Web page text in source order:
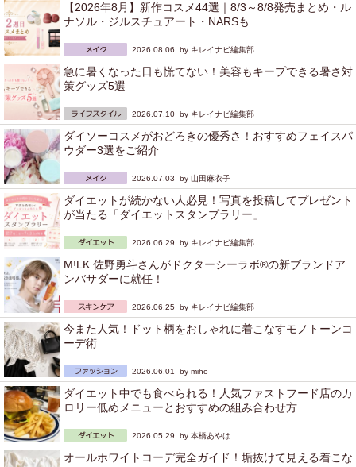
【2026年8月】新作コスメ44選｜8/3～8/8発売まとめ・ル
ナソル・ジルスチュアート・NARSも
2026.08.06 by キレイナビ編集部
急に暑くなった日も慌てない！美容もキープできる暑さ対
策グッズ5選
2026.07.10 by キレイナビ編集部
ダイソーコスメがおどろきの優秀さ！おすすめフェイスパ
ウダー3選をご紹介
2026.07.03 by 山田麻衣子
ダイエットが続かない人必見！写真を投稿してプレゼント
が当たる「ダイエットスタンプラリー」
2026.06.29 by キレイナビ編集部
M!LK 佐野勇斗さんがドクターシーラボ®の新ブランドア
ンバサダーに就任！
2026.06.25 by キレイナビ編集部
今また人気！ドット柄をおしゃれに着こなすモノトーンコ
ーデ術
2026.06.01 by miho
ダイエット中でも食べられる！人気ファストフード店のカ
ロリー低めメニューとおすすめの組み合わせ方
2026.05.29 by 本橋あやは
オールホワイトコーデ完全ガイド！垢抜けて見える着こな